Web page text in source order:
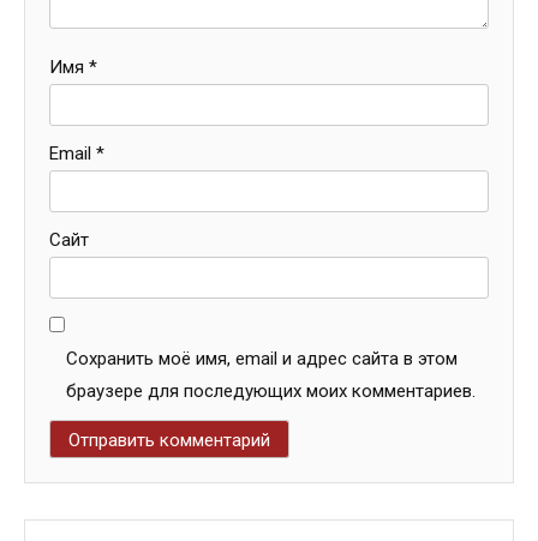
Имя *
Email *
Сайт
Сохранить моё имя, email и адрес сайта в этом
браузере для последующих моих комментариев.